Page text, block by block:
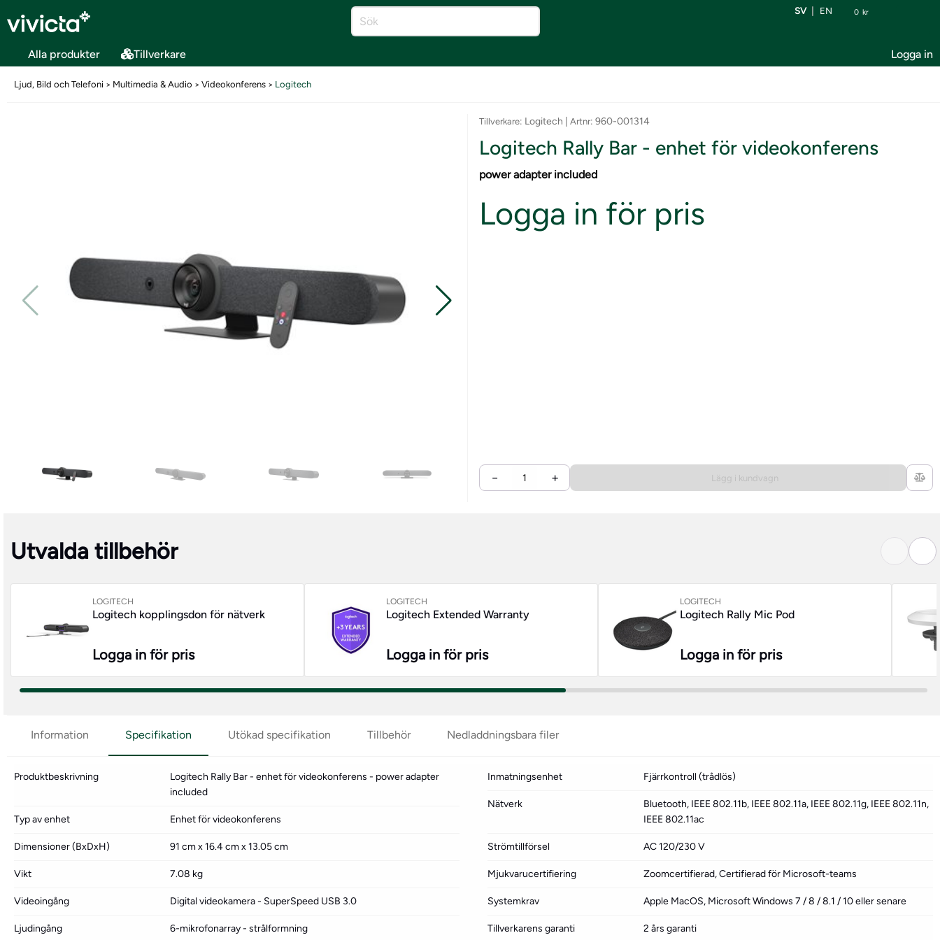
SV EN 0 kr
Alla produkter Tillverkare Logga in
Ljud, Bild och Telefoni > Multimedia & Audio > Videokonferens > Logitech
Tillverkare: Logitech | Artnr: 960-001314
Logitech Rally Bar - enhet för videokonferens
power adapter included
Logga in för pris
− + Lägg i kundvagn
Utvalda tillbehör
LOGITECH
Logitech kopplingsdon för nätverk
Logga in för pris
LOGITECH
Logitech Extended Warranty
Logga in för pris
LOGITECH
Logitech Rally Mic Pod
Logga in för pris
Information Specifikation Utökad specifikation Tillbehör Nedladdningsbara filer
Produktbeskrivning
Logitech Rally Bar - enhet för videokonferens - power adapter
included
Typ av enhet Enhet för videokonferens
Dimensioner (BxDxH) 91 cm x 16.4 cm x 13.05 cm
Vikt 7.08 kg
Videoingång Digital videokamera - SuperSpeed USB 3.0
Ljudingång 6-mikrofonarray - strålformning
Inmatningsenhet Fjärrkontroll (trådlös)
Nätverk
Bluetooth, IEEE 802.11b, IEEE 802.11a, IEEE 802.11g, IEEE 802.11n,
IEEE 802.11ac
Strömtillförsel AC 120/230 V
Mjukvarucertifiering Zoomcertifierad, Certifierad för Microsoft-teams
Systemkrav Apple MacOS, Microsoft Windows 7 / 8 / 8.1 / 10 eller senare
Tillverkarens garanti 2 års garanti